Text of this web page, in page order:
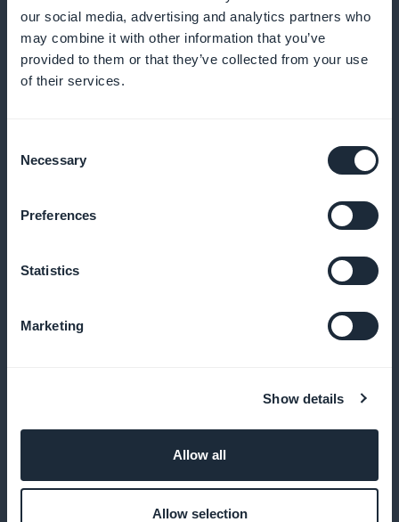
our social media, advertising and analytics partners who
may combine it with other information that you’ve
provided to them or that they’ve collected from your use
of their services.
Selection
Necessary
Preferences
Statistics
Marketing
Show details
Allow all
Allow selection
Brug detaljerede data til at finjustere din
indholdsstrategi og målrette dine abonnenters
interesser bedre
abonnementer
Gør opmærksom på dine abonnementer med meget
Nul provision på indtægter
Tilpas abonnementsside